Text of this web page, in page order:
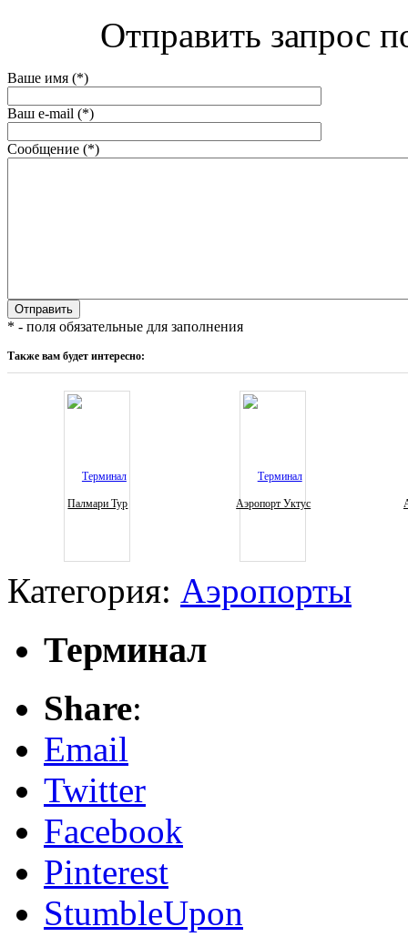
Отправить запрос
Ваше имя (*)
Ваш e-mail (*)
Сообщение (*)
* - поля обязательные для заполнения
Также вам будет интересно:
Палмари Тур Аэропорт Уктус
Категория: Аэропорты
Терминал
Share:
Email
Twitter
Facebook
Pinterest
StumbleUpon